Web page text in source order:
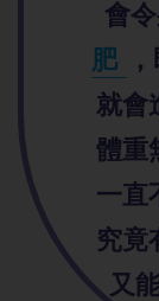
會
肥
就會
體重
一直
究竟
又